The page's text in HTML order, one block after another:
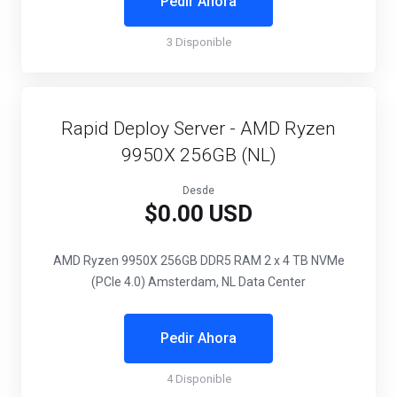
3 Disponible
Rapid Deploy Server - AMD Ryzen
9950X 256GB (NL)
Desde
$0.00 USD
AMD Ryzen 9950X 256GB DDR5 RAM 2 x 4 TB NVMe
(PCIe 4.0) Amsterdam, NL Data Center
Pedir Ahora
4 Disponible